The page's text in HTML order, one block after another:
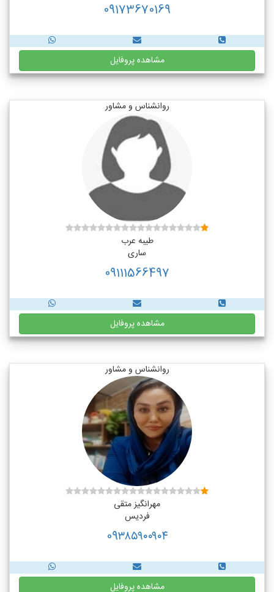
09173670169
مشاهده پروفایل
روانشناس و مشاور
طیبه عرب
ساری
09111566497
مشاهده پروفایل
روانشناس و مشاور
مهرانگیز متقی
فردیس
09۳۸۵۹۰۰۹۰۴
مشاهده پروفایل